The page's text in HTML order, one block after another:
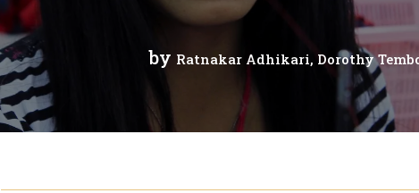
Tuvalu
Vanuatu
Impact catalogue
Communiqué de presse
Webinaires
by Ratnakar Adhikari Dorothy